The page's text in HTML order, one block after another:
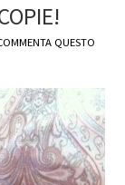
QUESTO